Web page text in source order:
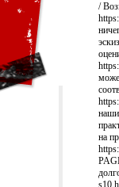
/
на